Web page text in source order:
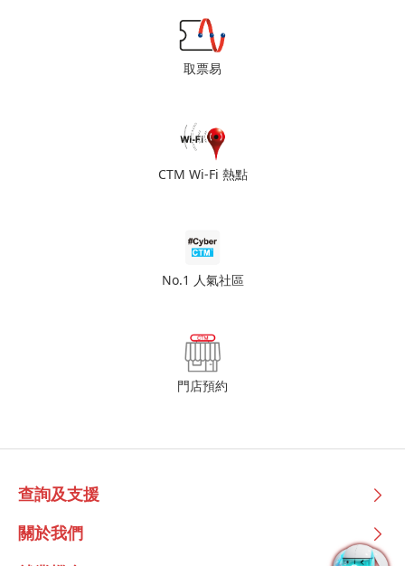
取票易
CTM Wi-Fi 熱點
No.1 人氣社區
門店預約
查詢及支援
關於我們